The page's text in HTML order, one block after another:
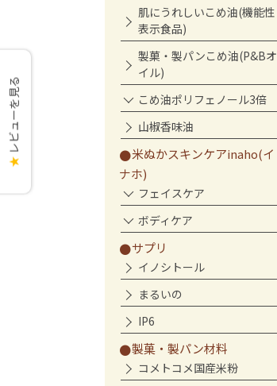
肌にうれしいこめ油(機能性
表示食品)
製菓・製パンこめ油(P&Bオ
イル)
こめ油ポリフェノール3倍
山椒香味油
米ぬかスキンケアinaho(イ
ナホ)
フェイスケア
ボディケア
サプリ
イノシトール
まるいの
IP6
製菓・製パン材料
コメトコメ国産米粉
★
レビューを見る